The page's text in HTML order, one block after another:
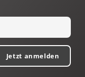
Jetzt anmelden